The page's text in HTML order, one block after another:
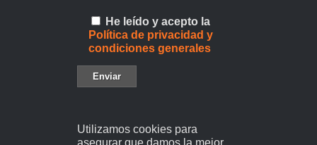
He leído y acepto la
Política de privacidad y
condiciones generales
Utilizamos cookies para
asegurar que damos la mejor